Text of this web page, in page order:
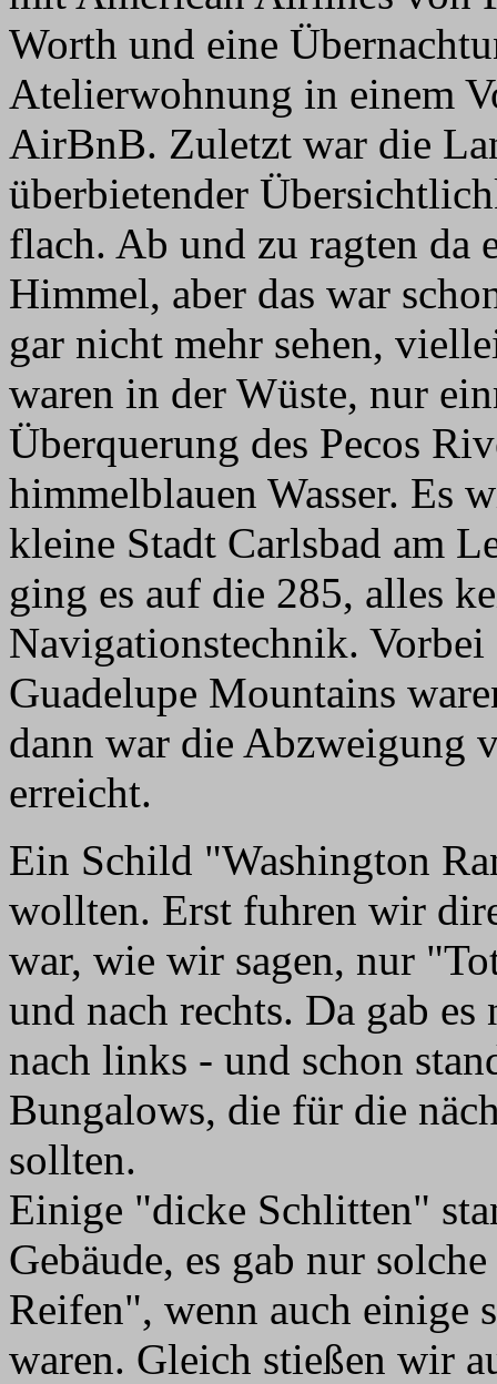
Worth und eine
Atelierwohnung in einem
AirBnB. Zuletzt war die
überbietender
flach. Ab und zu ragten da
Himmel, aber das war
gar nicht mehr sehen,
waren in der Wüste, nur
Überquerung des Pecos
himmelblauen Wasser. Es
kleine Stadt Carlsbad am
ging es auf die 285, alles
Navigationstechnik.
Guadelupe Mountains
dann war die Abzweigung
erreicht.
Ein Schild "Washington
wollten. Erst fuhren wir
war, wie wir sagen, nur
und nach rechts. Da gab
nach links - und schon
Bungalows, die für die
sollten.
Einige "dicke Schlitten"
Gebäude, es gab nur
Reifen", wenn auch einige
waren. Gleich stießen wir